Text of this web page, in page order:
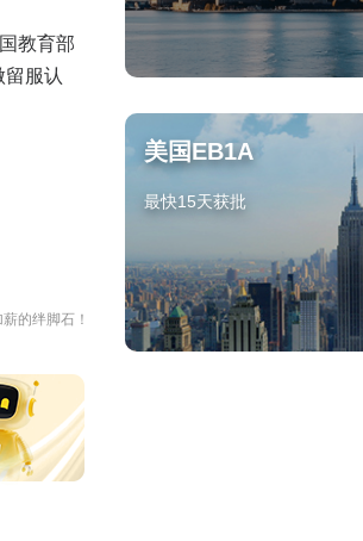
教育部
服认
的绊脚石！
美国EB1A
最快15天获批